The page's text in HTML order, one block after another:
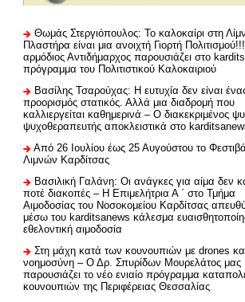
Θωμάς Στεργιόπουλος: Το καλοκαίρι στη
Πλαστήρα είναι μια ανοιχτή Γιορτή
αρμόδιος Αντιδήμαρχος παρουσιάζει στο
πρόγραμμα του Πολιτιστικού Καλοκαιριού
Βασίλης Τσαρούχας: Η ευτυχία δεν είναι
προορισμός στατικός. Αλλά μια διαδρομή που
καλλιεργείται καθημερινά – Ο διακεκριμένος
ψυχοθεραπευτής αποκλειστικά στο
Από 26 Ιουλίου έως 25 Αυγούστου το
Λιμνών Καρδίτσας
Βασιλική Γαλάνη: Οι ανάγκες για αίμα δεν
ποτέ διακοπές – Η Επιμελήτρια Α ΄ στο Τμήμα
Αιμοδοσίας του Νοσοκομείου Καρδίτσας
μέσω του karditsanews κάλεσμα
εθελοντική αιμοδοσία
Στη μάχη κατά των κουνουπιών με drones
νοημοσύνη – Ο Δρ. Σπυρίδων Μουρελάτος μας
παρουσιάζει το νέο ενιαίο πρόγραμμα
κουνουπιών της Περιφέρειας Θεσσαλίας